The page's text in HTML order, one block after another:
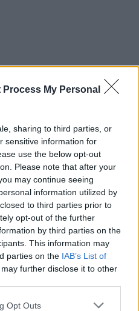
Process My Personal
sharing to third parties, or
sensitive information for
use the below opt-out
Please note that after your
may continue seeing
information utilized by
to third parties prior to
opt-out of the further
by third parties on the
This information may
parties on the IAB’s List of
further disclose it to other
Opt Outs